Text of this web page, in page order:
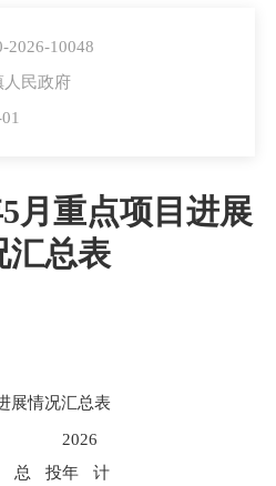
2026-10048
人民政府
月重点项目进展
汇总表
展情况汇总表
总投
2026
年计